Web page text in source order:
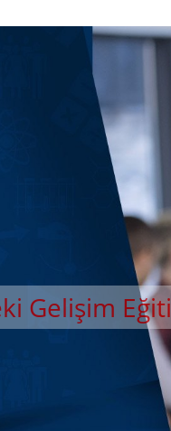
Gelişim
GELİŞİM